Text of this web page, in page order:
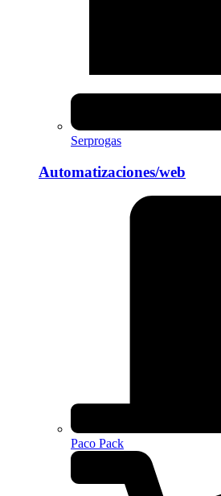
Serprogas
Automatizaciones/web
Paco Pack